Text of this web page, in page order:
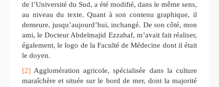
de l’Université du Sud, a été modifié, dans le même sens,
au niveau du texte. Quant à son contenu graphique, il
demeure, jusqu’aujourd’hui, inchangé. De son côté, mon
ami, le Docteur Abdelmajid Ezzahaf, m’avait fait réaliser,
également, le logo de la Faculté de Médecine dont il était
le doyen.
[2] Agglomération agricole, spécialisée dans la culture
maraîchère et située sur le bord de mer, dont la majorité